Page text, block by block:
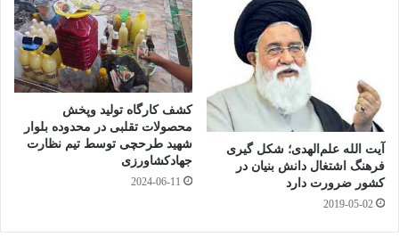
y
t
ک
گذ
ار
ی
آیت الله علم‌الهدی؛ شکل گیری
فرهنگ اشتغال دانش بنیان در
کشور ضرورت دارد
2019-05-02
کشف کارگاه تولید وپخش
محصولات تقلبی در محدوده بلوار
شهید طرحچی توسط تیم نظارت
جهادکشاورزی
2024-06-11